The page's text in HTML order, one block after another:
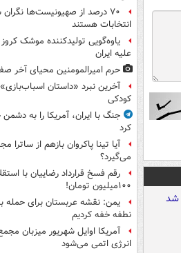
۷۰ درصد از صهیونیست‌ها
انتخابات هستند
یاوه‌گویی تولیدکننده موشک کروز
علیه ایران
حرم امیرالمومنین محیای آخر
آخرین نبرد «داستان
کودکی
جنگ با ایران، آمریکا را به
کرد
آیا تینا پاکروان بازهم از ساترا
می‌گیرد؟
رقم فسخ قرارداد رضاییان با
۱۰۰میلیون تومان!
یمن: نقشه عربستان برای حمله
نطفه خفه کردیم
آمریکا اوایل شهریور میزبان
انرژی اتمی می‌شود